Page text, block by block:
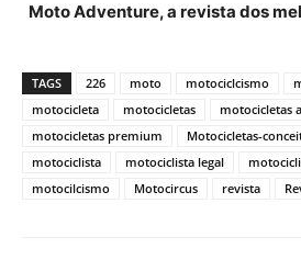
Moto Adventure, a revista dos
TAGS 226 moto motociclcismo
motocicleta
motocicletas
motocicletas
motocicletas premium
Motocicletas-
motociclista
motociclista legal
motocilcismo
Motocircus revista